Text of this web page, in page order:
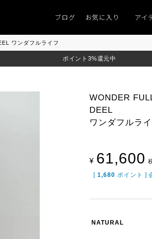
「キレイなニット」 ポイント9％「マンスリー
ブログ お気に入り アイ
ワンダフルライフ
ポイント3%還元中
WONDER
DEEL
ワンダフルラ
¥ 61,600
[ 1,680 ポイント ]
NATURAL